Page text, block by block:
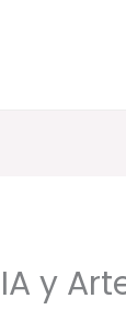
IA y